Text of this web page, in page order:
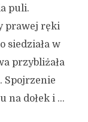
puli.
prawej ręki
siedziała w
przybliżała
Spojrzenie
na dołek i …